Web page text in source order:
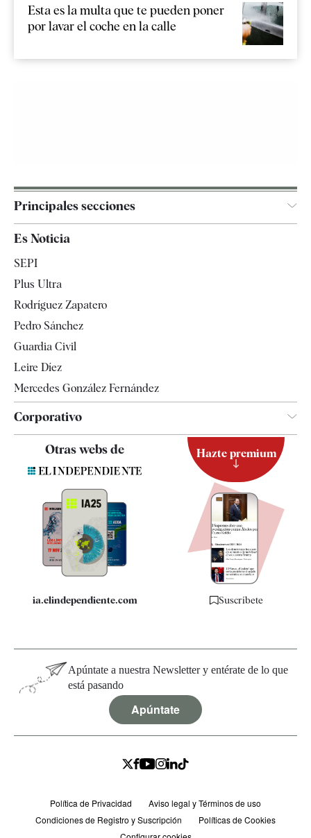
Esta es la multa que te pueden poner
por lavar el coche en la calle
Principales secciones
Televisión
Es Noticia
SEPI
Plus Ultra
Rodríguez Zapatero
Pedro Sánchez
Guardia Civil
Leire Díez
Mercedes González Fernández
Corporativo
Quiénes somos
Especificaciones
Otras webs de
ia.elindependiente.com
Hazte premium
Suscríbete
Apúntate a nuestra Newsletter y entérate de lo que
está pasando
Apúntate
Política de Privacidad
Aviso legal y Términos de uso
Condiciones de Registro y Suscripción
Políticas de Cookies